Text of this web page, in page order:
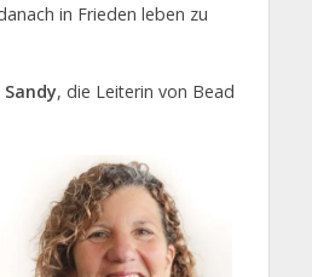
in Frieden leben zu
Sandy, die Leiterin von Bead